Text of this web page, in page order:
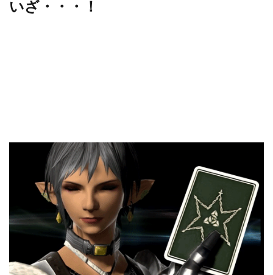
いざ・・・！